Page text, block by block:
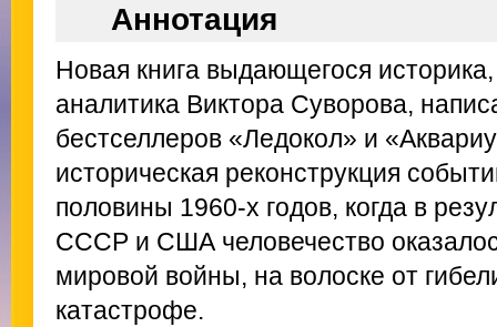
Аннотация
Новая книга выдающегося
аналитика Виктора Суворова,
бестселлеров «Ледокол» и
историческая реконструкция
половины 1960-х годов, когда в
СССР и США человечество
мировой войны, на волоске от
катастрофе.